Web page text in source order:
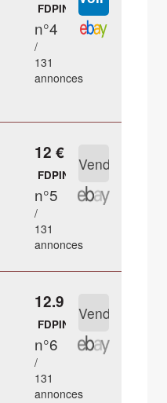
FDPIN
n°4
/
131
annonces
12 €
FDPIN
n°5
/
131
annonces
12.9 €
FDPIN
n°6
/
131
annonces